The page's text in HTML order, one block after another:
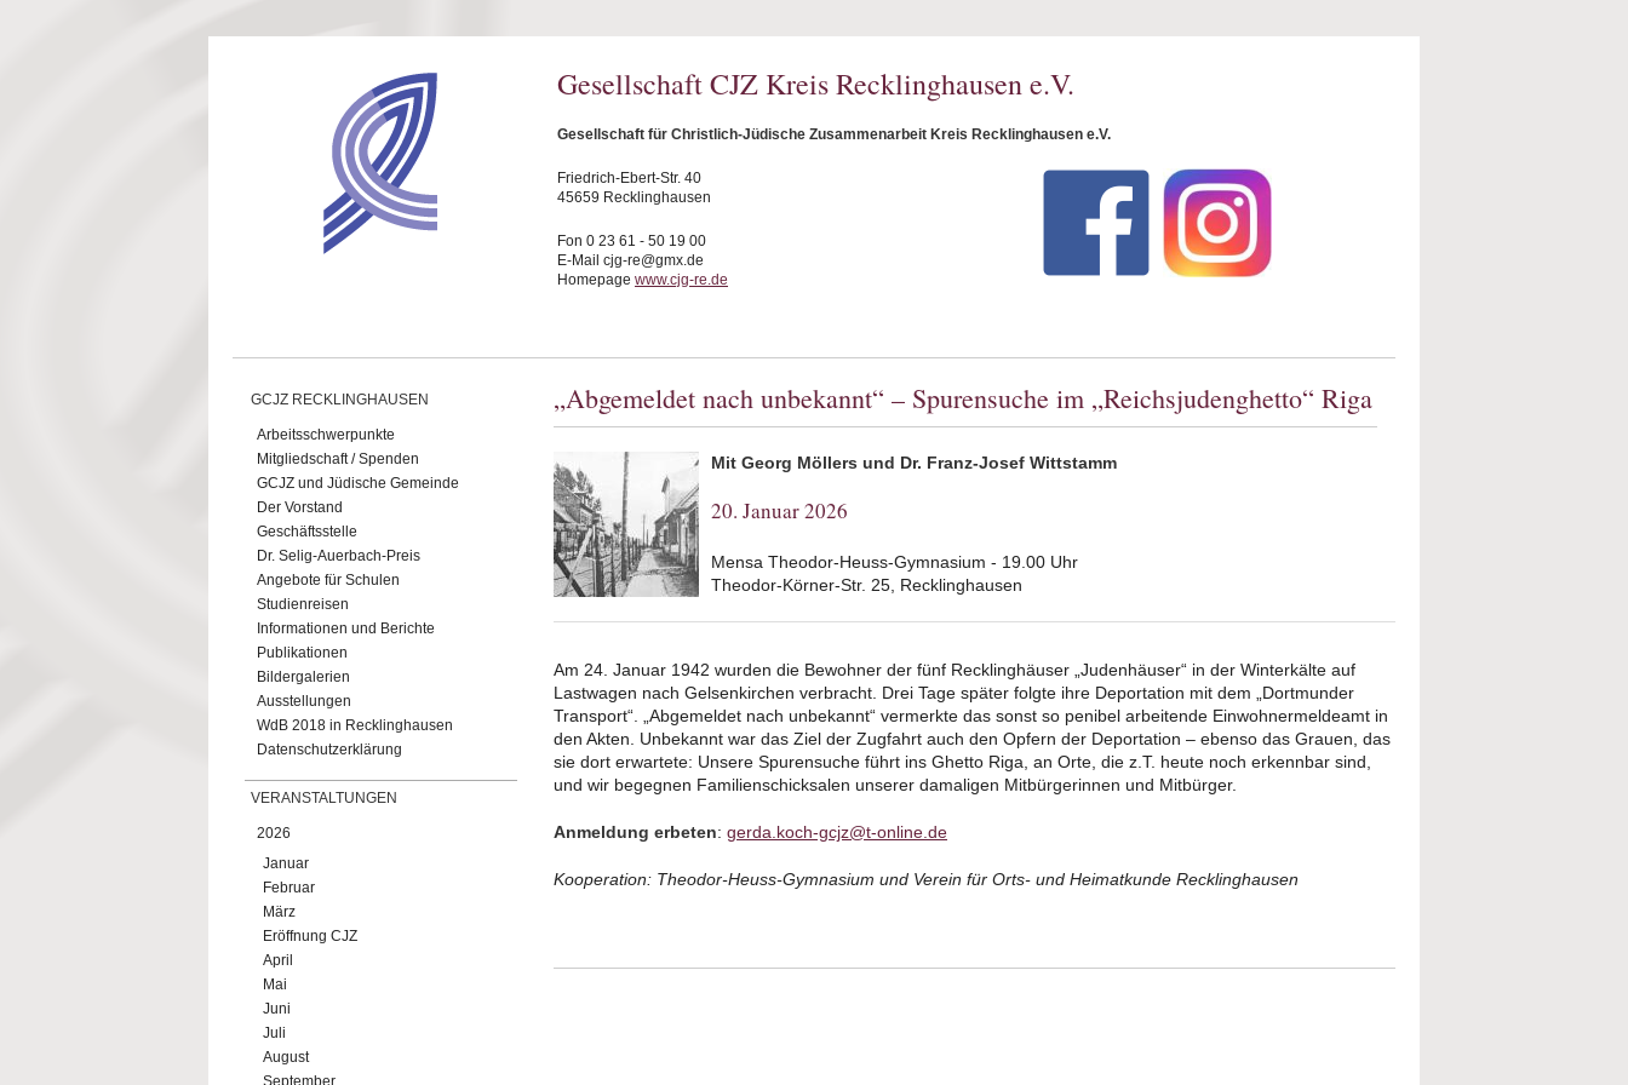
Gesellschaft CJZ Kreis Recklinghausen e.V.
Gesellschaft für Christlich-Jüdische Zusammenarbeit Kreis Recklinghausen e.V.
Friedrich-Ebert-Str. 40
45659 Recklinghausen
Fon 0 23 61 - 50 19 00
E-Mail cjg-re@gmx.de
Homepage www.cjg-re.de
GCJZ RECKLINGHAUSEN
Arbeitsschwerpunkte
Mitgliedschaft / Spenden
GCJZ und Jüdische Gemeinde
Der Vorstand
Geschäftsstelle
Dr. Selig-Auerbach-Preis
Angebote für Schulen
Studienreisen
Informationen und Berichte
Publikationen
Bildergalerien
Ausstellungen
WdB 2018 in Recklinghausen
Datenschutzerklärung
VERANSTALTUNGEN
2026
Januar
Februar
März
Eröffnung CJZ
April
Mai
Juni
Juli
August
September
„Abgemeldet nach unbekannt“ – Spurensuche im „Reichsjudenghetto“ Riga
Mit Georg Möllers und Dr. Franz-Josef Wittstamm
20. Januar 2026
Mensa Theodor-Heuss-Gymnasium - 19.00 Uhr
Theodor-Körner-Str. 25, Recklinghausen
Am 24. Januar 1942 wurden die Bewohner der fünf Recklinghäuser „Judenhäuser“ in der Winterkälte auf
Lastwagen nach Gelsenkirchen verbracht. Drei Tage später folgte ihre Deportation mit dem „Dortmunder
Transport“. „Abgemeldet nach unbekannt“ vermerkte das sonst so penibel arbeitende Einwohnermeldeamt in
den Akten. Unbekannt war das Ziel der Zugfahrt auch den Opfern der Deportation – ebenso das Grauen, das
sie dort erwartete: Unsere Spurensuche führt ins Ghetto Riga, an Orte, die z.T. heute noch erkennbar sind,
und wir begegnen Familienschicksalen unserer damaligen Mitbürgerinnen und Mitbürger.
Anmeldung erbeten: gerda.koch-gcjz@t-online.de
Kooperation: Theodor-Heuss-Gymnasium und Verein für Orts- und Heimatkunde Recklinghausen